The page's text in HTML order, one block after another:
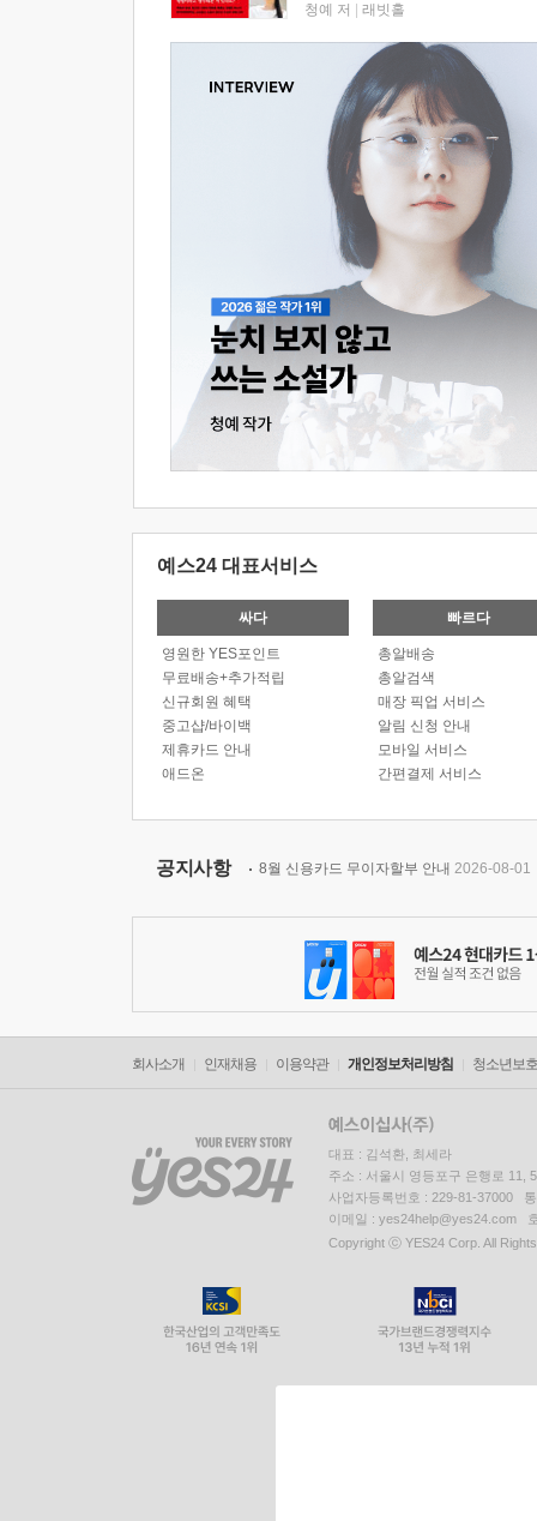
청예 저 래빗홀
예스24 대표서비스
싸다
영원한 YES포인트
무료배송+추가적립
신규회원 혜택
중고샵/바이백
제휴카드 안내
애드온
빠르다
총알배송
총알검색
매장 픽업 서비스
알림 신청 안내
모바일 서비스
간편결제 서비스
공지사항 8월 신용카드 무이자할부 안내 2026-08-01
회사소개 인재채용 이용약관 개인정보처리방침 청소년보
대표 : 김석환, 최세라
주소 : 서울시 영등포구 은행로 11,
사업자등록번호 : 229-81-37000
이메일 : yes24help@yes24.com
Copyright ⓒ YES24 Corp. All